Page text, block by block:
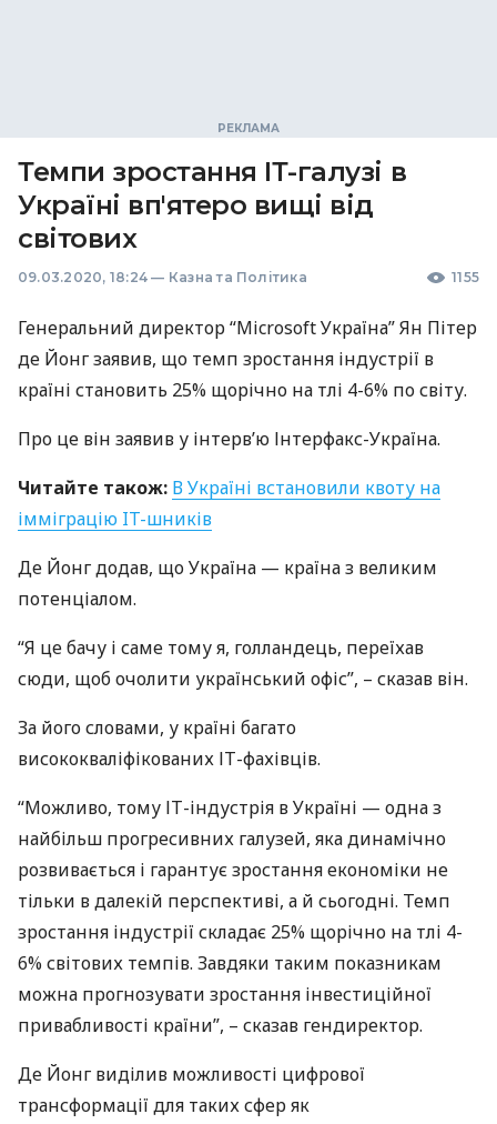
Темпи зростання ІТ-галузі в
Україні вп'ятеро вищі від
світових
09.03.2020, 18:24 — Казна та Політика 1155
Генеральний директор “Microsoft Україна” Ян Пітер
де Йонг заявив, що темп зростання індустрії в
країні становить 25% щорічно на тлі 4-6% по світу.
Про це він заявив у інтерв’ю Інтерфакс-Україна.
Читайте також: В Україні встановили квоту на
імміграцію IT-шників
Де Йонг додав, що Україна — країна з великим
потенціалом.
“Я це бачу і саме тому я, голландець, переїхав
сюди, щоб очолити український офіс”, – сказав він.
За його словами, у країні багато
висококваліфікованих ІТ-фахівців.
“Можливо, тому ІТ-індустрія в Україні — одна з
найбільш прогресивних галузей, яка динамічно
розвивається і гарантує зростання економіки не
тільки в далекій перспективі, а й сьогодні. Темп
зростання індустрії складає 25% щорічно на тлі 4-
6% світових темпів. Завдяки таким показникам
можна прогнозувати зростання інвестиційної
привабливості країни”, – сказав гендиректор.
Де Йонг виділив можливості цифрової
трансформації для таких сфер як